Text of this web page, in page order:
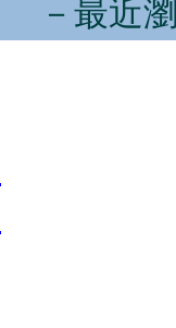
－最近